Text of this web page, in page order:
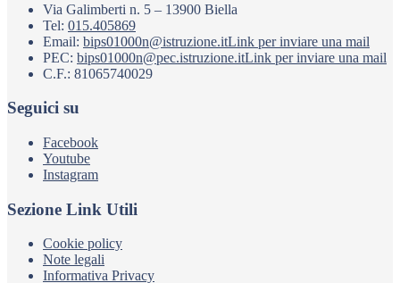
Via Galimberti n. 5 – 13900 Biella
Tel: 015.405869
Email: bips01000n@istruzione.itLink per inviare una mail
PEC: bips01000n@pec.istruzione.itLink per inviare una mail
C.F.: 81065740029
Seguici su
Facebook
Youtube
Instagram
Sezione Link Utili
Cookie policy
Note legali
Informativa Privacy